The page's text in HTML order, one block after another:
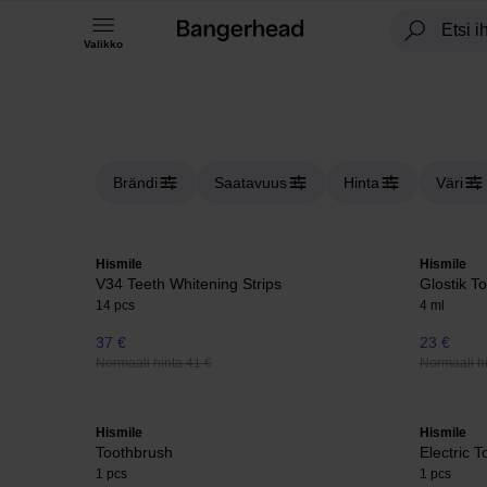
Valikko
Brändi Saatavuus Hinta Väri
Hismile
V34 Teeth Whitening Strips
14 pcs
37 €
Normaali hinta 41 €
Hismile
Glostik
4 ml
23 €
Normaali
Hismile
Toothbrush
1 pcs
Hismile
Electric
1 pcs